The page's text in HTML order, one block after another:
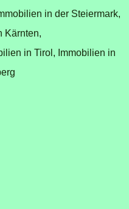
in der Steiermark,
Kärnten,
in Tirol, Immobilien in